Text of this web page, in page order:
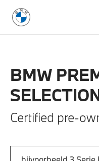
BMW
Certified pre-
Zoek naar een